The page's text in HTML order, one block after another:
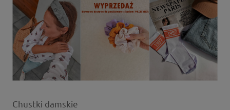
Chustki damskie